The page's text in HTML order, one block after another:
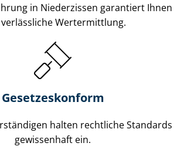
in Niederzissen garantiert Ihnen
Wertermittlung.
Gesetzes­konform
halten rechtliche Standards
gewissenhaft ein.